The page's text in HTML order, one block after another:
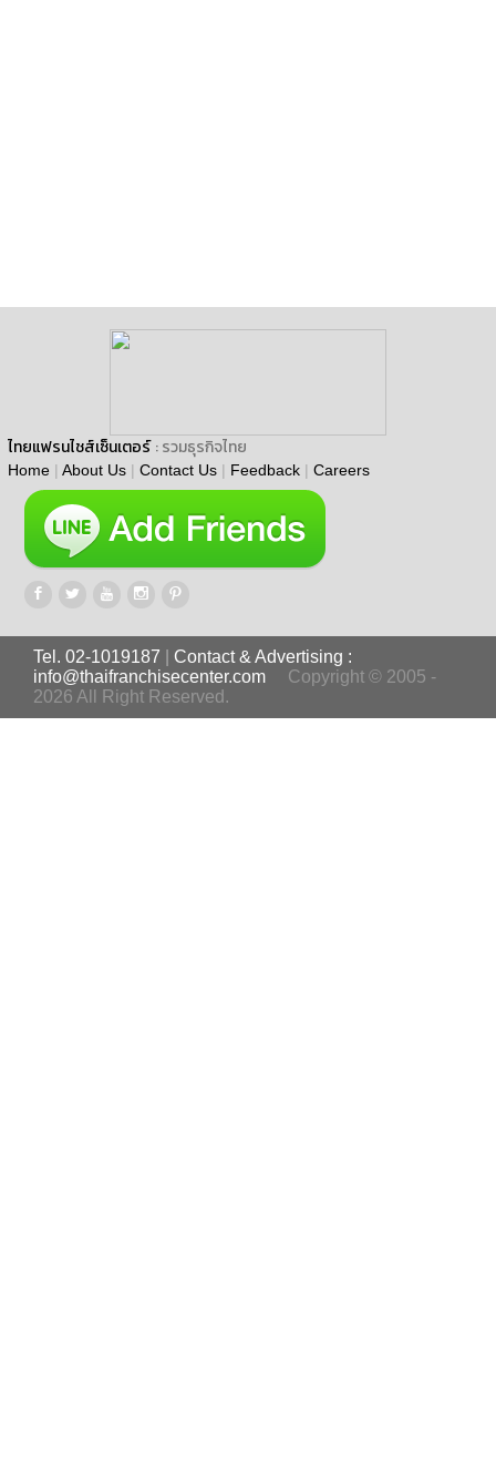
ไทยแฟรนไชส์เซ็นเตอร์ : รวมธุรกิจไทย
Home | About Us | Contact Us | Feedback | Careers
Tel. 02-1019187
Contact & Advertising :
info@thaifranchisecenter.com
Copyright © 2005 -
2026 All Right Reserved.